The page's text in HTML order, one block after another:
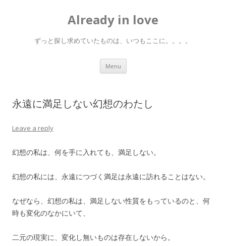
Already in love
ずっと探し求めていたものは、いつもここに。。。。
Menu Skip
content
永遠に満足しない幻想のわたし
Leave a reply
幻想の私は、何を手に入れても、満足しない。
幻想の私には、永遠につづく満足は永遠に訪れることはない。
なぜなら、幻想の私は、満足しない性質をもっているのと、何
時も変化のなかにいて、
二元の現実に、変化し無いものは存在しないから。